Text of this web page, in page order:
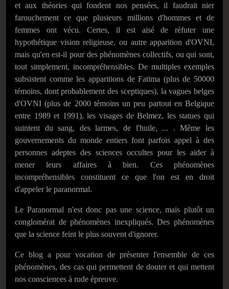
et aux théories qui fondent nos pensées, il faudrait nier
farouchement ce que plusieurs millions d'hommes et de
femmes ont vécu. Certes, il est aisé de réfuter une
hypothétique vision religieuse, ou autre apparition d'OVNI,
mais qu'en est-il pour des phénomènes collectifs, ou qui sont,
tout simplement, incompréhensibles. De multiples exemples
subsistent comme les apparitions de Fatima (plus de 50000
témoins, dont probablement des sceptiques), la vagues belges
d'OVNI (plus de 2000 témoins un peu partout en Belgique
entre 1989 et 1991), les visages de Belmez, les statues qui
suintent du sang, des larmes, de l'huile, ... . Même les
gouvernements du monde entiers font parfois appel à des
personnes adeptes des sciences occultes pour les aider à
mener leurs affaires à bien. Ces phénomènes
incompréhensibles constituent ce que l'on est en droit
d'appeler le paranormal.
Le Paranormal n'est donc pas une science, mais plutôt un
conglomérat de phénomènes inexpliqués. Des phénomènes
que la science feint le plus souvent d'ignorer.
Ce blog a pour vocation de présenter l'ensemble de ces
phénomènes, des cas qui permettent de douter et qui mettent
nos consciences à rude épreuve.